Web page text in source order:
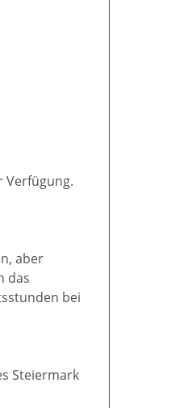
Verfügung.
aber
das
bei
Steiermark